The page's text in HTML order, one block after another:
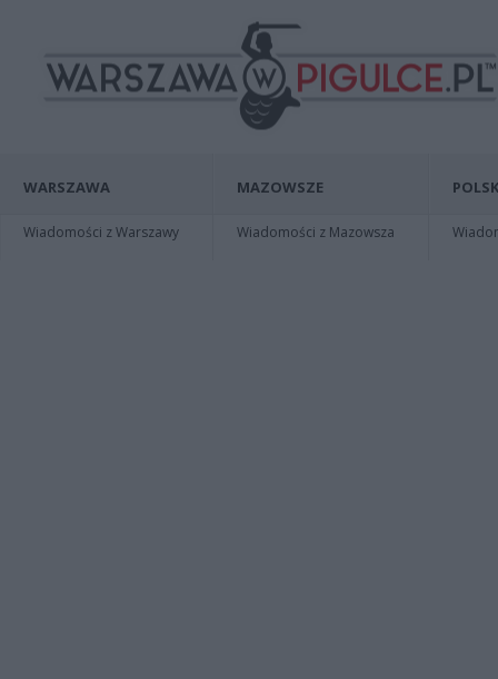
WARSZAWA
Wiadomości z Warszawy
MAZOWSZE
Wiadomości z Mazowsza